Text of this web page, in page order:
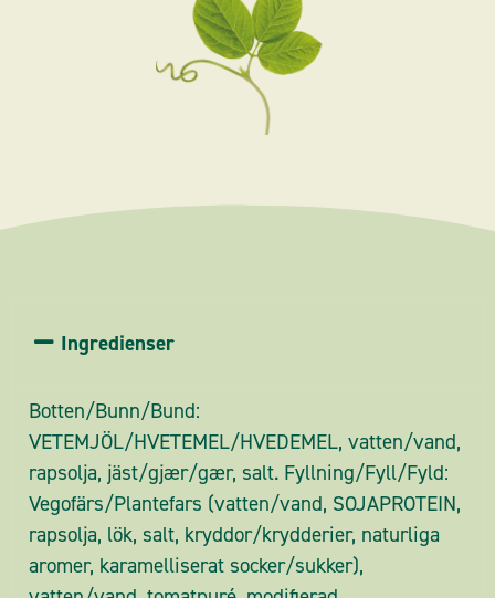
Ingredienser
Botten/Bunn/Bund:
VETEMJÖL/HVETEMEL/HVEDEMEL, vatten/vand,
rapsolja, jäst/gjær/gær, salt. Fyllning/Fyll/Fyld:
Vegofärs/Plantefars (vatten/vand, SOJAPROTEIN,
rapsolja, lök, salt, kryddor/krydderier, naturliga
aromer, karamelliserat socker/sukker),